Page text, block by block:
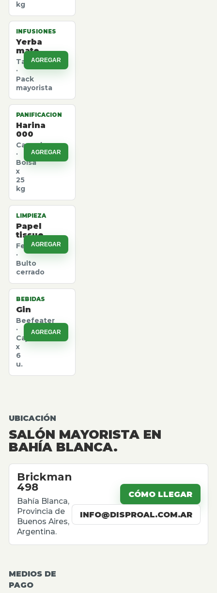
kg
INFUSIONES
Yerba
mate
Taragui
·
Pack
mayorista
AGREGAR
PANIFICACION
Harina
000
Canuelas
·
Bolsa
x
25
kg
AGREGAR
LIMPIEZA
Papel
tissue
Felpita
·
Bulto
cerrado
AGREGAR
BEBIDAS
Gin
Beefeater
·
Caja
x
6
u.
AGREGAR
UBICACIÓN
SALÓN MAYORISTA EN
BAHÍA BLANCA.
Brickman
498
Bahía Blanca,
Provincia de
Buenos Aires,
Argentina.
CÓMO LLEGAR
INFO@DISPROAL.COM.AR
MEDIOS DE
PAGO